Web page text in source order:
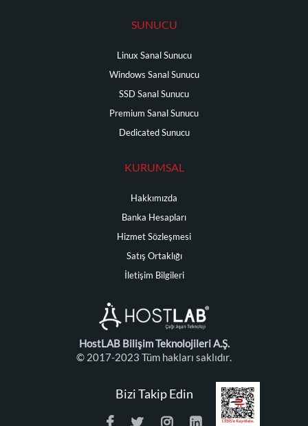
SUNUCU
Linux Sanal Sunucu
Windows Sanal Sunucu
SSD Sanal Sunucu
Premium Sanal Sunucu
Dedicated Sunucu
KURUMSAL
Hakkımızda
Banka Hesapları
Hizmet Sözleşmesi
Satış Ortaklığı
İletişim Bilgileri
HostLAB Bilişim Teknolojileri A.Ş.
© 2017-2023 Tüm hakları saklıdır.
Bizi Takip Edin